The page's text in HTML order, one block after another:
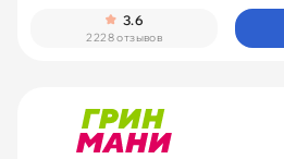
3.6
2228 отзывов